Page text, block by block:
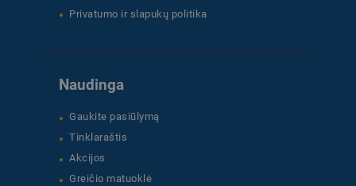
Privatumo ir slapukų politika
Naudinga
Gaukite pasiūlymą
Tinklaraštis
Akcijos
Greičio matuoklė